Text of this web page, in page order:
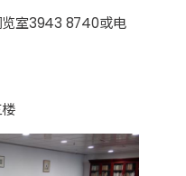
览室3943 8740或电